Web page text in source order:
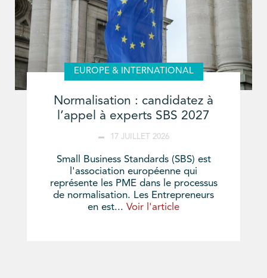
EUROPE & INTERNATIONAL
Normalisation : candidatez à
l’appel à experts SBS 2027
17 JUILLET 2026
Small Business Standards (SBS) est
l'association européenne qui
représente les PME dans le processus
de normalisation. Les Entrepreneurs
en est... Voir l'article